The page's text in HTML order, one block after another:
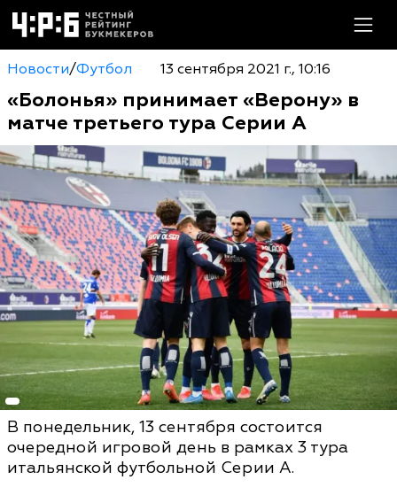
Новости/Футбол 13 сентября 2021 г., 10:16
«Болонья» принимает «Верону» в
матче третьего тура Серии А
В понедельник, 13 сентября состоится
очередной игровой день в рамках 3 тура
итальянской футбольной Серии А.